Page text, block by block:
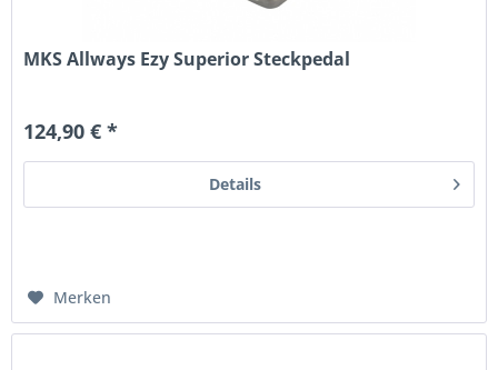
MKS Allways Ezy Superior Steckpedal
124,90 € *
Details
Merken